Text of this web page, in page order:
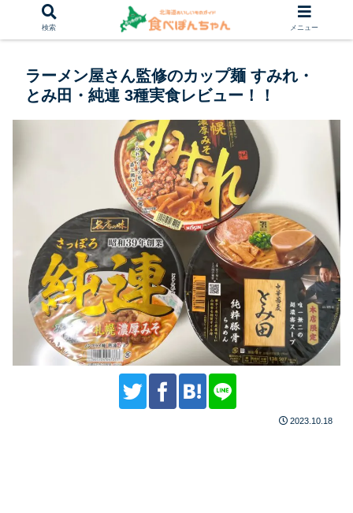
ラーメン屋さん監修のカップ麺 すみれ・
とみ田・純連 3種実食レビュー！！
2023.10.18
検索 メニュー